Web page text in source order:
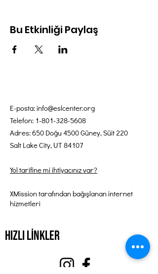
Bu Etkinliği Paylaş
E-posta:info@eslcenter.org
Telefon: 1-801-328-5608
Adres: 650 Doğu 4500 Güney, Süit 220
Salt Lake City, UT 84107
Yol tarifine mi ihtiyacınız var?
XMission tarafından bağışlanan internet
hizmetleri
Hızlı Linkler